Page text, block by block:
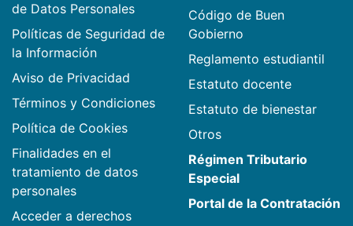
de Datos Personales
Políticas de Seguridad de
la Información
Aviso de Privacidad
Términos y Condiciones
Política de Cookies
Finalidades en el
tratamiento de datos
personales
Acceder a derechos
Código de Buen
Gobierno
Reglamento estudiantil
Estatuto docente
Estatuto de bienestar
Otros
Régimen Tributario
Especial
Portal de la Contratación